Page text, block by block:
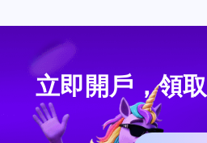
立即開戶，領取